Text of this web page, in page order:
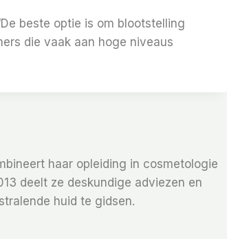
beste optie is om blootstelling
die vaak aan hoge niveaus
haar opleiding in cosmetologie
deelt ze deskundige adviezen en
huid te gidsen.